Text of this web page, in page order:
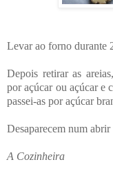
Levar ao forno durante
Depois retirar as
por açúcar ou açúcar e
passei-as por açúcar
Desaparecem num
A Cozinheira